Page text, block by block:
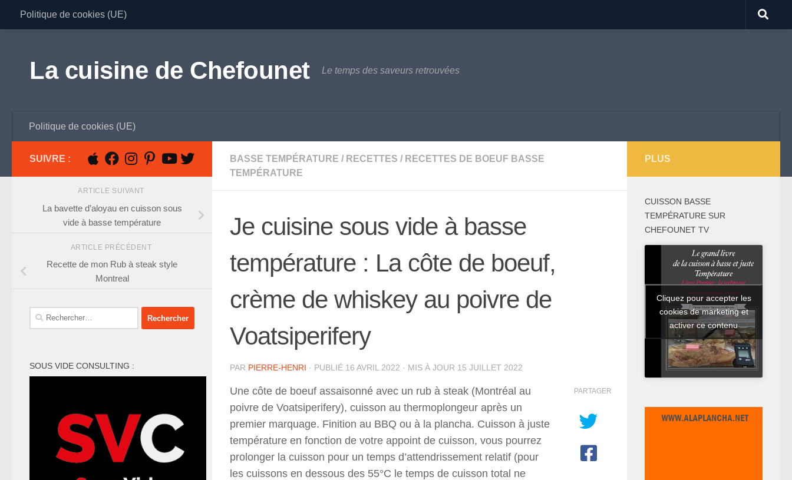
Skip to content
Politique de cookies (UE)
La cuisine de Chefounet Le temps des saveurs retrouvées
Politique de cookies (UE)
BASSE TEMPÉRATURE / RECETTES / RECETTES DE BOEUF BASSE
TEMPÉRATURE
Je cuisine sous vide à basse
température : La côte de boeuf,
crème de whiskey au poivre de
Voatsiperifery
PAR PIERRE-HENRI · PUBLIÉ 16 AVRIL 2022 · MIS À JOUR 15 JUILLET 2022
Une côte de boeuf assaisonné avec un rub à steak (Montréal au
poivre de Voatsiperifery), cuisson au thermoplongeur après un
premier marquage. Finition au BBQ ou à la plancha. Cuisson à juste
température en fonction de votre appoint de cuisson, vous pourrez
prolonger la cuisson pour un temps d’attendrissement relatif (pour
les cuissons en dessous des 55°C le temps de cuisson total ne
PARTAGER
SUIVRE :
ARTICLE SUIVANT
La bavette d’aloyau en cuisson sous
vide à basse température
ARTICLE PRÉCÉDENT
Recette de mon Rub à steak style
Montreal
Rechercher :
SOUS VIDE CONSULTING :
PLUS
CUISSON BASSE
TEMPÉRATURE SUR
CHEFOUNET TV
Cliquez pour accepter les
cookies de marketing et
activer ce contenu